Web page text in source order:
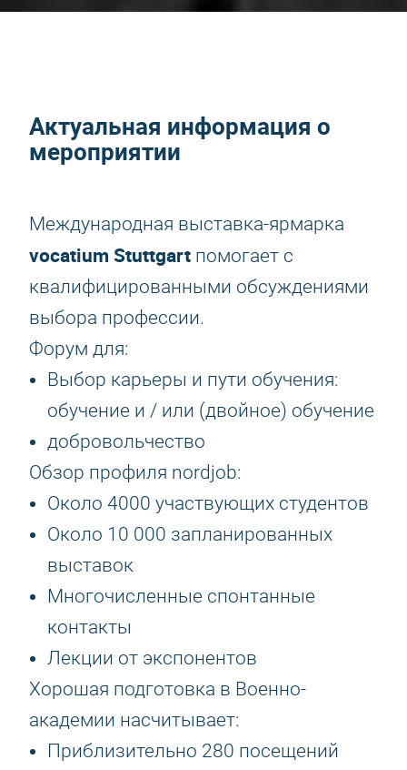
Актуальная информация о
мероприятии
Международная выставка-ярмарка
vocatium Stuttgart помогает с
квалифицированными обсуждениями
выбора профессии.
Форум для:
Выбор карьеры и пути обучения:
обучение и / или (двойное) обучение
добровольчество
Обзор профиля nordjob:
Около 4000 участвующих студентов
Около 10 000 запланированных
выставок
Многочисленные спонтанные
контакты
Лекции от экспонентов
Хорошая подготовка в Военно-
академии насчитывает:
Приблизительно 280 посещений